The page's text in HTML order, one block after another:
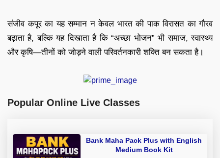
संजीव कपूर का यह सम्मान न केवल भारत की पाक विरासत का गौरव
बढ़ाता है, बल्कि यह दिखाता है कि “अच्छा भोजन” भी समाज, स्वास्थ्य
और कृषि—तीनों को जोड़ने वाली परिवर्तनकारी शक्ति बन सकता है।
Popular Online Live Classes
Bank Maha Pack Plus with English
Medium Book Kit